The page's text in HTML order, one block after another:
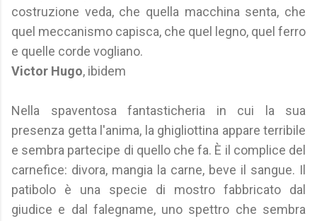
costruzione veda, che quella macchina senta, che
quel meccanismo capisca, che quel legno, quel ferro
e quelle corde vogliano.
Victor Hugo, ibidem
Nella spaventosa fantasticheria in cui la sua
presenza getta l'anima, la ghigliottina appare terribile
e sembra partecipe di quello che fa. È il complice del
carnefice: divora, mangia la carne, beve il sangue. Il
patibolo è una specie di mostro fabbricato dal
giudice e dal falegname, uno spettro che sembra